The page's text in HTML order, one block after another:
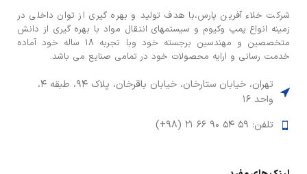
شركت خلاء آفرین پارس،با هدف توليد و بهره گيری از توان داخلی در
زمينه انواع پمپ وكيوم و سیستمهای انتقال مواد با بهره گيری از دانش
متخصصين و مهندسين برجسته خود وبا تجربه ۱۸ ساله خود آماده
خدمت رسانی و ارایه محصولات خود در تمامی صنایع می باشد.
تهران، خیابان ستارخان، خیابان باقرخان، پلاک ۹۴، طبقه ۴،
واحد ۱۶
تلفن: ۵۹ ۵۴ ۹۰ ۶۶ ۲۱ (۹۸+)